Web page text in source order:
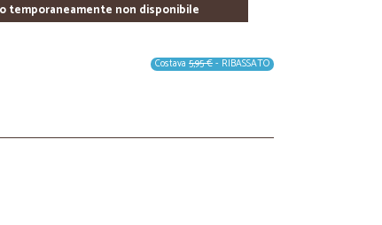
temporaneamente non disponibile
Costava 5,95 €- RIBASSATO